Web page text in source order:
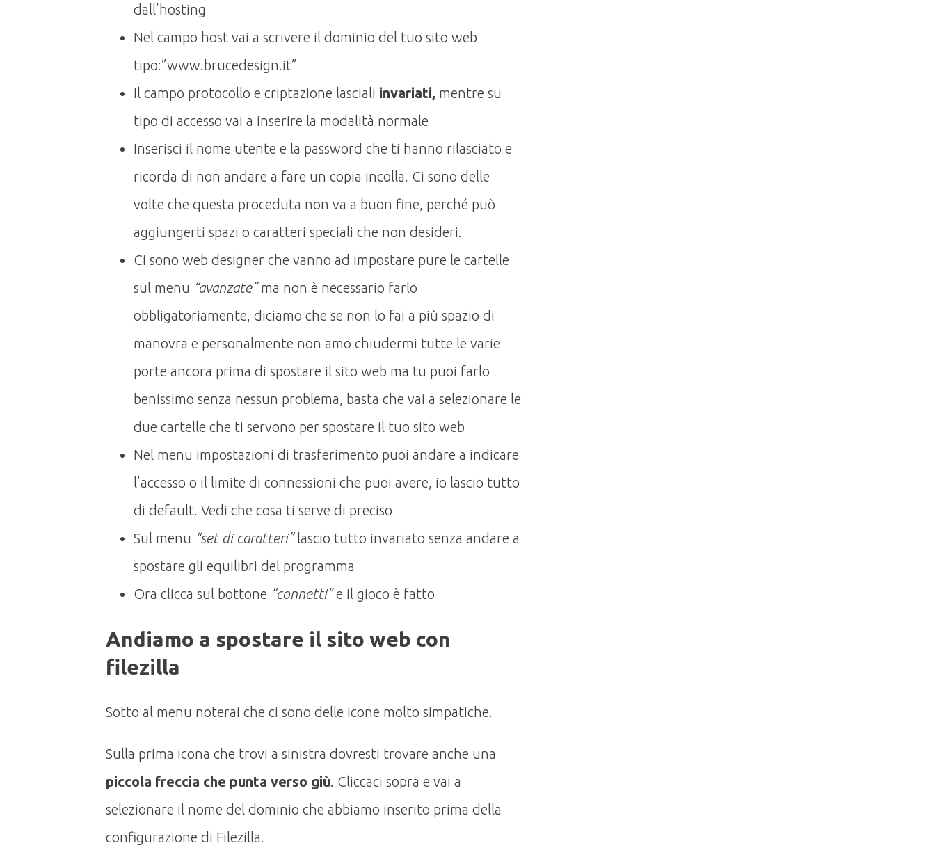
dall’hosting
Nel campo host vai a scrivere il dominio del tuo sito web
tipo:”www.brucedesign.it”
Il campo protocollo e criptazione lasciali invariati, mentre su
tipo di accesso vai a inserire la modalità normale
Inserisci il nome utente e la password che ti hanno rilasciato e
ricorda di non andare a fare un copia incolla. Ci sono delle
volte che questa proceduta non va a buon fine, perché può
aggiungerti spazi o caratteri speciali che non desideri.
Ci sono web designer che vanno ad impostare pure le cartelle
sul menu “avanzate”ma non è necessario farlo
obbligatoriamente, diciamo che se non lo fai a più spazio di
manovra e personalmente non amo chiudermi tutte le varie
porte ancora prima di spostare il sito web ma tu puoi farlo
benissimo senza nessun problema, basta che vai a selezionare le
due cartelle che ti servono per spostare il tuo sito web
Nel menu impostazioni di trasferimento puoi andare a indicare
l’accesso o il limite di connessioni che puoi avere, io lascio tutto
di default. Vedi che cosa ti serve di preciso
Sul menu “set di caratteri”lascio tutto invariato senza andare a
spostare gli equilibri del programma
Ora clicca sul bottone “connetti”e il gioco è fatto
Andiamo a spostare il sito web con
filezilla
Sotto al menu noterai che ci sono delle icone molto simpatiche.
Sulla prima icona che trovi a sinistra dovresti trovare anche una
piccola freccia che punta verso giù. Cliccaci sopra e vai a
selezionare il nome del dominio che abbiamo inserito prima della
configurazione di Filezilla.